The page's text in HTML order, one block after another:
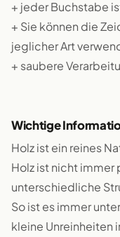
+ jeder Buchstabe
+ Sie können die
jeglicher Art
+ saubere
Wichtige
Holz ist ein reines
Holz ist nicht
unterschiedliche
So ist es immer
kleine Unreinheiten